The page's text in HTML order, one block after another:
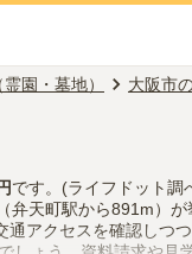
園・墓地） 大阪市
です。(ライフドット調
（弁天町駅から891m）が
アクセスを確認しつ